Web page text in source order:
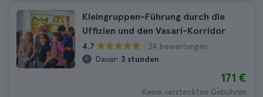
Kleingruppen-Führung durch die
Uffizien und den Vasari-Korridor
4.7
24 bewertungen
Dauer: 3 stunden
171 €
Keine versteckten Gebühren